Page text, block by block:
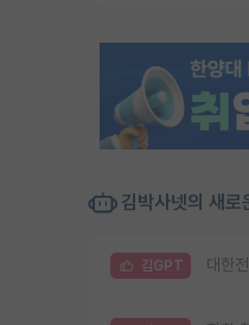
김박사넷의 새
김GPT 대한